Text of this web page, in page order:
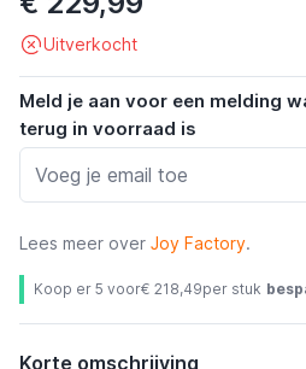
Uitverkocht
Meld je aan voor een melding
terug in voorraad is
Lees meer over Joy Factory.
Koop er 5 voor€ 218,49per stuk
Korte omschrijving